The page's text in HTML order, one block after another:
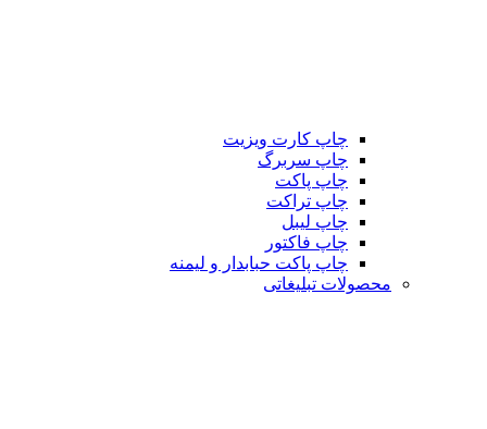
چاپ کارت ویزیت
چاپ سربرگ
چاپ پاکت
چاپ تراکت
چاپ لیبل
چاپ فاکتور
چاپ پاکت حبابدار و لیمنه
محصولات تبلیغاتی